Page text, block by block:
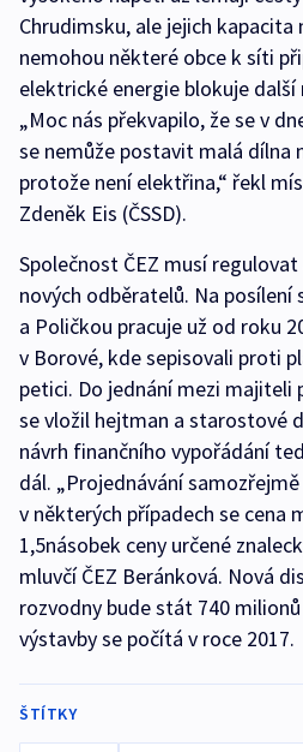
Chrudimsku, ale jejich kapacita
nemohou některé obce k síti
elektrické energie blokuje
„Moc nás překvapilo, že se v
se nemůže postavit malá dílna
protože není elektřina,“ řekl
Zdeněk Eis (ČSSD).
Společnost ČEZ musí
nových odběratelů. Na posílení
a Poličkou pracuje už od roku
v Borové, kde sepisovali proti
petici. Do jednání mezi majiteli
se vložil hejtman a starostové
návrh finančního vypořádání
dál. „Projednávání
v některých případech se cena
1,5násobek ceny určené
mluvčí ČEZ Beránková. Nová
rozvodny bude stát 740
výstavby se počítá v roce 2017.
ŠTÍTKY